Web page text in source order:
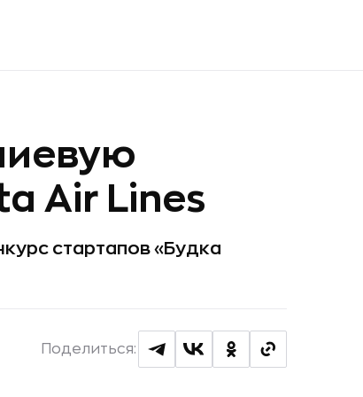
Air Lines
стартапов «Будка
Поделиться: